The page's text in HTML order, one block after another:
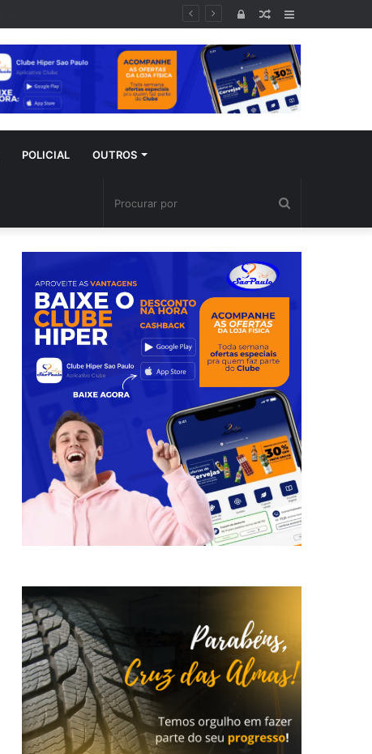
Lateral
Artigo
aleatório
Entrar
POLICIAL OUTROS
por